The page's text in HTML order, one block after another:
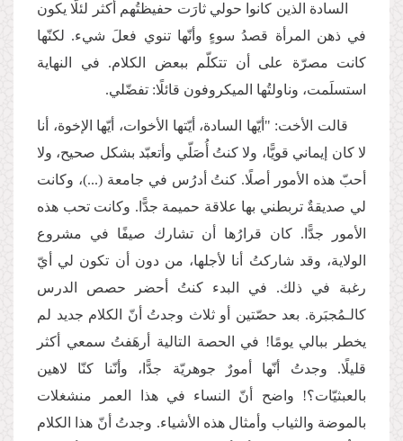
السادة الذين كانوا حولي ثارَت حفيظتُهم أكثر لئلّا يكون
في ذهن المرأة قصدُ سوءٍ وأنّها تنوي فعلَ شيء. لكنّها
كانت مصرّة على أن تتكلّم ببعض الكلام. في النهاية
استسلَمت، وناولتُها الميكروفون قائلًا: تفضّلي.
قالت الأخت: "أيّها السادة، أيّتها الأخوات، أيّها الإخوة، أنا
لا كان إيماني قويًّا، ولا كنتُ أُصَلّي وأتعبّد بشكل صحيح، ولا
أحبّ هذه الأمور أصلًا. كنتُ أدرُس في جامعة (...)، وكانت
لي صديقةٌ تربطني بها علاقة حميمة جدًّا. وكانت تحب هذه
الأمور جدًّا. كان قرارُها أن تشارك صيفًا في مشروع
الولاية، وقد شاركتُ أنا لأجلها، من دون أن تكون لي أيّ
رغبة في ذلك. في البدء كنتُ أحضر حصص الدرس
كالـمُجبَرة. بعد حصّتين أو ثلاث وجدتُ أنّ الكلام جديد لم
يخطر ببالي يومًا! في الحصة التالية أرهَفتُ سمعي أكثر
قليلًا. وجدتُ أنّها أمورٌ جوهريّة جدًّا، وأنّنا كنّا لاهين
بالعبثيّات؟! واضح أنّ النساء في هذا العمر منشغلات
بالموضة والثياب وأمثال هذه الأشياء. وجدتُ أنّ هذا الكلام